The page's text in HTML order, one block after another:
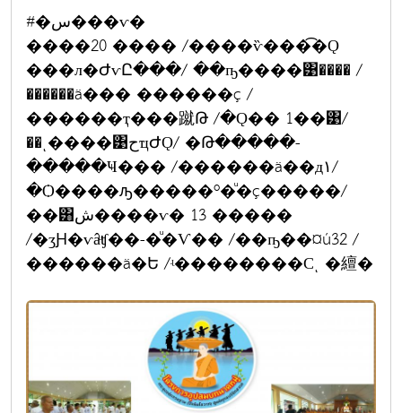
#�س���ѵ�
����20 ���� /����ѷ���͡�Ǫ
���л�ԺѵԸ���/ ��ҧ����͹���� /
������ä��� ������ç /
������ҭ���蹴Թ /�Ǫ�� 1��͹/
��ͺ����͹حҵԺǪ/ �Թ�����-
�����Ҹ��� /������ä��д١/
�Ѻ����ԡ�����º�ͧ�ç�����/
��͸ش����ѵ� 13 �����
/�ӡԨ�ѵâͧʧ��-�ͧ�Ѵ�� /��ҧ��¤ú32 /
������ä�Ե /ʵ��������Сͺ �繵�